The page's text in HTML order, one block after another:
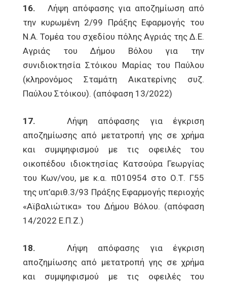
16. Λήψη απόφασης για αποζημίωση από
την κυρωμένη 2/99 Πράξης Εφαρμογής του
N.A. Τομέα του σχεδίου πόλης Αγριάς της Δ.Ε.
Αγριάς του Δήμου Βόλου για την
συνιδιοκτησία Στόικου Μαρίας του Παύλου
(κληρονόμος Σταμάτη Αικατερίνης συζ.
Παύλου Στόικου). (απόφαση 13/2022)
17. Λήψη απόφασης για έγκριση
αποζημίωσης από μετατροπή γης σε χρήμα
και συμψηφισμού με τις οφειλές του
οικοπέδου ιδιοκτησίας Κατσούρα Γεωργίας
του Κων/νου, με κ.α. π010954 στο Ο.Τ. Γ55
της υπ’αριθ.3/93 Πράξης Εφαρμογής περιοχής
«Αϊβαλιώτικα» του Δήμου Βόλου. (απόφαση
14/2022 Ε.Π.Ζ.)
18.
Λήψη απόφασης για έγκριση
αποζημίωσης από μετατροπή γης σε χρήμα
και συμψηφισμού με τις οφειλές του